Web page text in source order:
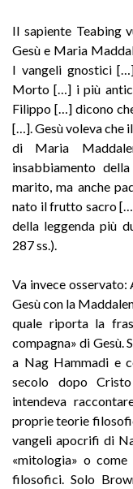
II sapiente Teabing
Gesù e Maria
I vangeli gnostici
Morto […] i più
Filippo […] dicono
[…]. Gesù voleva che
di Maria
insabbiamento
marito, ma anche
nato il frutto sacro
della leggenda più
287 ss.).
Va invece
Gesù con la
quale riporta la
compagna» di
a Nag Hammadi e
secolo dopo
intendeva
proprie teorie
vangeli apocrifi di
«mitologia» o
filosofici. Solo